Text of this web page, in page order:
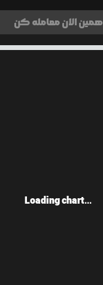
همین الان معامله کن
Loading chart...